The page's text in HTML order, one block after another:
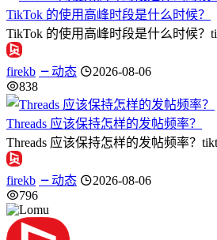
TikTok 的使用高峰时段是什么时候？
TikTok 的使用高峰时段是什么时候
firekb 动态
2026-08-06
838
Threads 应该保持怎样的发帖频率？
Threads 应该保持怎样的发帖频率？
firekb 动态
2026-08-06
796